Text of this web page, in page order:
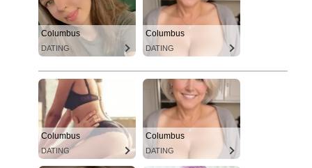
Columbus
DATING
Columbus
DATING
Columbus
DATING
Columbus
DATING